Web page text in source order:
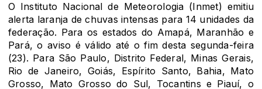
O Instituto Nacional de Meteorologia (Inmet) emitiu
alerta laranja de chuvas intensas para 14 unidades da
federação. Para os estados do Amapá, Maranhão e
Pará, o aviso é válido até o fim desta segunda-feira
(23). Para São Paulo, Distrito Federal, Minas Gerais,
Rio de Janeiro, Goiás, Espírito Santo, Bahia, Mato
Grosso, Mato Grosso do Sul, Tocantins e Piauí, o